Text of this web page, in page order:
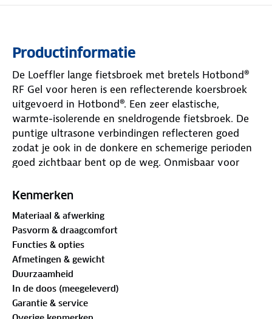
Productinformatie
De Loeffler lange fietsbroek met bretels Hotbond®
RF Gel voor heren is een reflecterende koersbroek
uitgevoerd in Hotbond®. Een zeer elastische,
warmte-isolerende en sneldrogende fietsbroek. De
puntige ultrasone verbindingen reflecteren goed
zodat je ook in de donkere en schemerige perioden
goed zichtbaar bent op de weg. Onmisbaar voor
zitkussen. Een compact, lichtgewicht voor fietsers
met sportieve ambities. De gel pads in het zitkussen
absorberen de vibraties bij de zitbotten. Er is in het
Comfort Gel Air zitkussen gebruik gemaakt van
foam met een hoge dichtheid (90 kg/m³). De
perforatie zorgt voor een perfecte thermische
regulering. Het kussen is anatomisch voorgevormd
Kenmerken
Materiaal & afwerking
Pasvorm & draagcomfort
Functies & opties
Afmetingen & gewicht
Duurzaamheid
In de doos (meegeleverd)
Garantie & service